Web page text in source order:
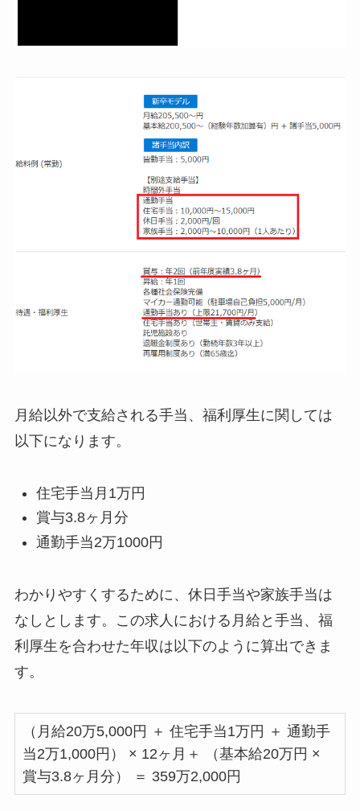
月給以外で支給される手当、福利厚生に関しては
以下になります。
住宅手当月1万円
賞与3.8ヶ月分
通勤手当2万1000円
わかりやすくするために、休日手当や家族手当は
なしとします。この求人における月給と手当、福
利厚生を合わせた年収は以下のように算出できま
す。
（月給20万5,000円 ＋ 住宅手当1万円 ＋ 通勤手
当2万1,000円） × 12ヶ月＋ （基本給20万円 ×
賞与3.8ヶ月分） ＝ 359万2,000円